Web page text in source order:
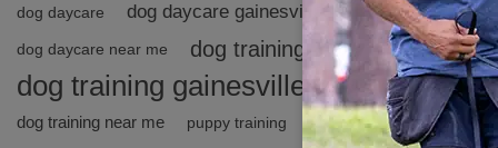
dog daycare dog daycare gainesville fl
dog daycare near me dog training
dog training gainesville fl
dog training near me puppy training